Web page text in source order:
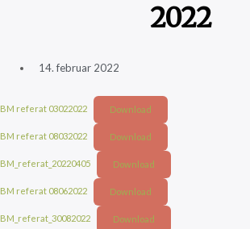
2022
14. februar 2022
BM referat 03022022 Download
BM referat 08032022 Download
BM_referat_20220405 Download
BM referat 08062022 Download
BM_referat_30082022 Download